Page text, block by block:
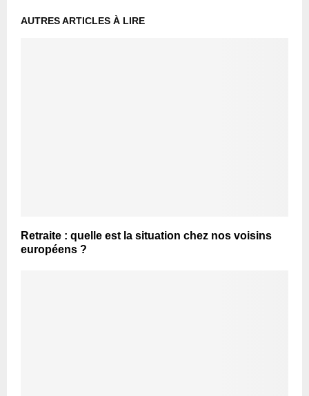
AUTRES ARTICLES À LIRE
Retraite : quelle est la situation chez nos voisins
européens ?